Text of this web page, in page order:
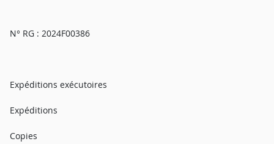
N° RG : 2024F00386
Expéditions exécutoires
Expéditions
Copies